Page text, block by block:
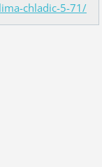
chladic-5-71/